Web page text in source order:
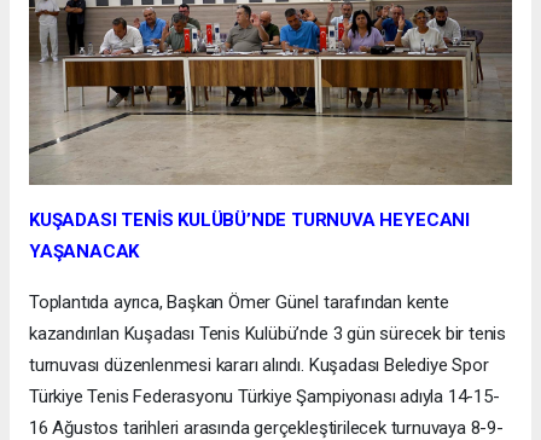
KUŞADASI TENİS KULÜBÜ’NDE TURNUVA HEYECANI
YAŞANACAK
Toplantıda ayrıca, Başkan Ömer Günel tarafından kente
kazandırılan Kuşadası Tenis Kulübü’nde 3 gün sürecek bir tenis
turnuvası düzenlenmesi kararı alındı. Kuşadası Belediye Spor
Türkiye Tenis Federasyonu Türkiye Şampiyonası adıyla 14-15-
16 Ağustos tarihleri arasında gerçekleştirilecek turnuvaya 8-9-